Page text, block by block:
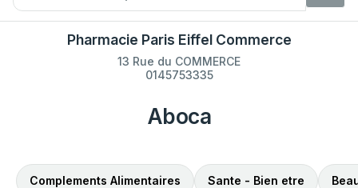
Pharmacie Paris Eiffel Commerce
13 Rue du COMMERCE
0145753335
Aboca
Complements Alimentaires Sante - Bien etre